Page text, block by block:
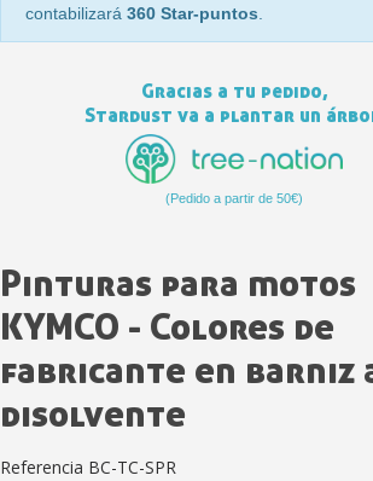
Paga
contabilizará 360 Star-puntos
Gracias a tu pedido,
Stardust va a plantar un
(Pedido a partir de 50€)
Pinturas para motos
KYMCO - Colores de
fabricante en barniz
disolvente
Referencia BC-TC-SPR